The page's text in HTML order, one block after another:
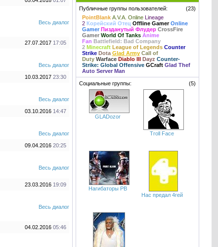
Весь диалог
27.07.2017 17:05
Весь диалог
10.03.2017 23:30
Весь диалог
03.10.2016 14:47
Весь диалог
09.04.2016 20:25
Весь диалог
23.03.2016 19:09
Весь диалог
04.02.2016 05:46
(23)
Публичные группы пользователей:
PointBlank A.V.A. Online Lineage
2 Корейский Отец Offline Gamer Online
Gamer Пизданутый Флудер CrossFire
Gamer World Of Tanks Anime
Fan Battlefield: Bad Company
2 Minecraft League of Legends Counter
Strike Dota Glad Army Call of
Duty Warface Diablo III Dayz Counter-
Strike: Global Offensive GCraft Glad Thef
Auto Server Man
(5)
Социальные группы:
GLADozor
Troll Face
Нагибаторы PB
Нас предал 4гей